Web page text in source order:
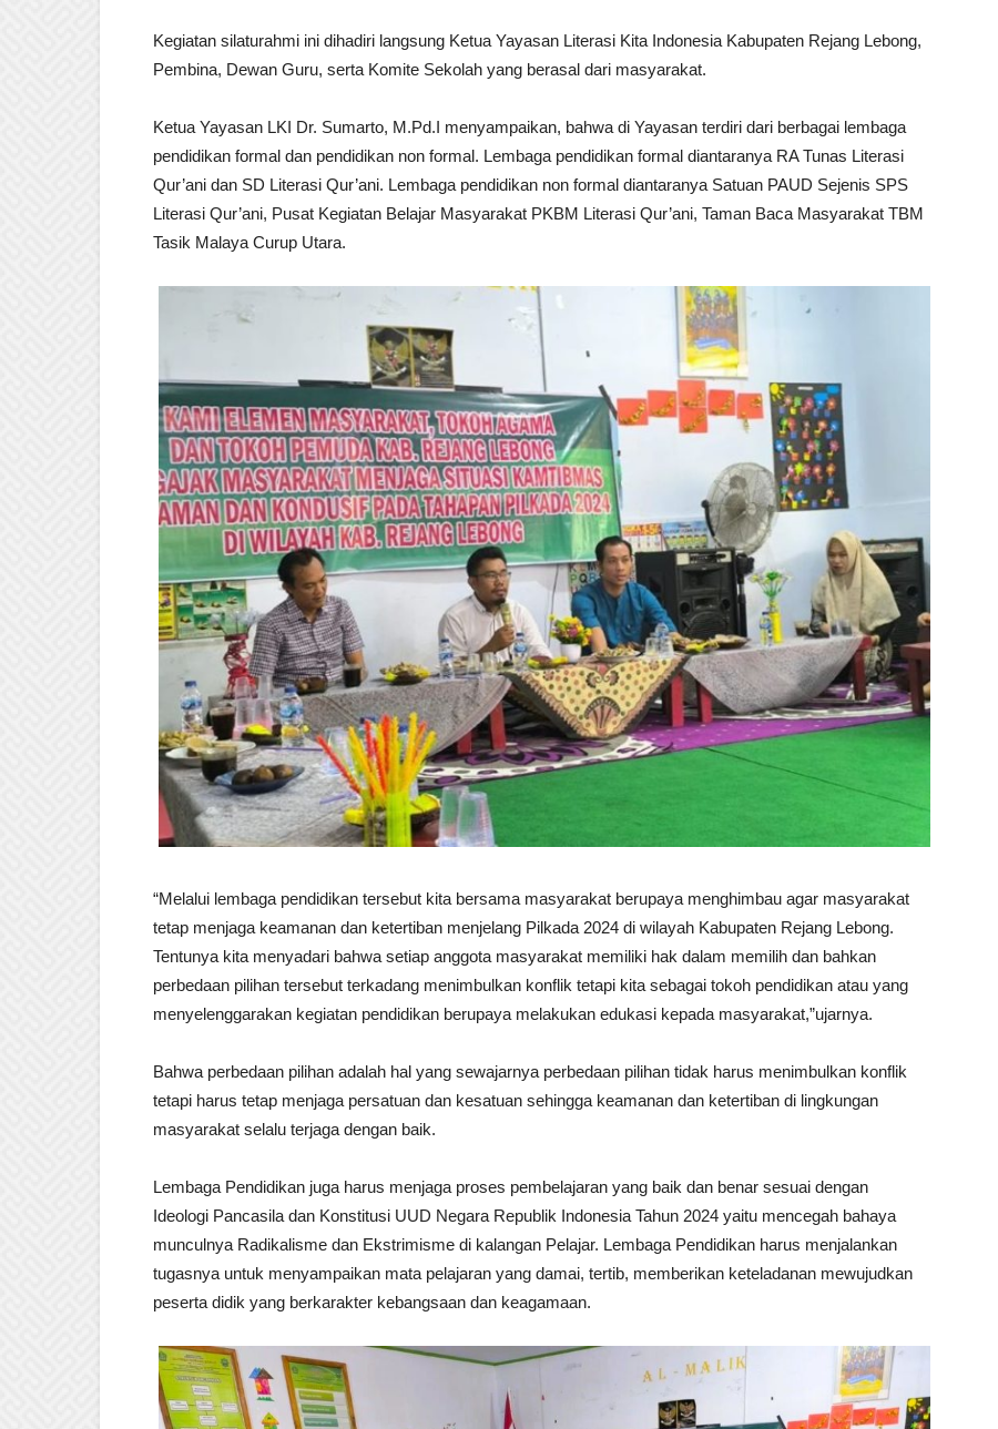
Kegiatan silaturahmi ini dihadiri langsung Ketua Yayasan Literasi Kita Indonesia Kabupaten Rejang Lebong,
Pembina, Dewan Guru, serta Komite Sekolah yang berasal dari masyarakat.
Ketua Yayasan LKI Dr. Sumarto, M.Pd.I menyampaikan, bahwa di Yayasan terdiri dari berbagai lembaga
pendidikan formal dan pendidikan non formal. Lembaga pendidikan formal diantaranya RA Tunas Literasi
Qur’ani dan SD Literasi Qur’ani. Lembaga pendidikan non formal diantaranya Satuan PAUD Sejenis SPS
Literasi Qur’ani, Pusat Kegiatan Belajar Masyarakat PKBM Literasi Qur’ani, Taman Baca Masyarakat TBM
Tasik Malaya Curup Utara.
“Melalui lembaga pendidikan tersebut kita bersama masyarakat berupaya menghimbau agar masyarakat
tetap menjaga keamanan dan ketertiban menjelang Pilkada 2024 di wilayah Kabupaten Rejang Lebong.
Tentunya kita menyadari bahwa setiap anggota masyarakat memiliki hak dalam memilih dan bahkan
perbedaan pilihan tersebut terkadang menimbulkan konflik tetapi kita sebagai tokoh pendidikan atau yang
menyelenggarakan kegiatan pendidikan berupaya melakukan edukasi kepada masyarakat,”ujarnya.
Bahwa perbedaan pilihan adalah hal yang sewajarnya perbedaan pilihan tidak harus menimbulkan konflik
tetapi harus tetap menjaga persatuan dan kesatuan sehingga keamanan dan ketertiban di lingkungan
masyarakat selalu terjaga dengan baik.
Lembaga Pendidikan juga harus menjaga proses pembelajaran yang baik dan benar sesuai dengan
Ideologi Pancasila dan Konstitusi UUD Negara Republik Indonesia Tahun 2024 yaitu mencegah bahaya
munculnya Radikalisme dan Ekstrimisme di kalangan Pelajar. Lembaga Pendidikan harus menjalankan
tugasnya untuk menyampaikan mata pelajaran yang damai, tertib, memberikan keteladanan mewujudkan
peserta didik yang berkarakter kebangsaan dan keagamaan.